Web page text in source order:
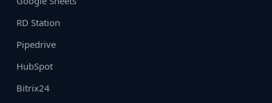
RD Station
Pipedrive
HubSpot
Bitrix24